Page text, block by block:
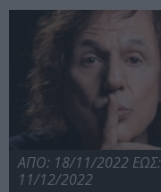
ΑΠΟ: 18/11/2022 ΕΩΣ:
11/12/2022